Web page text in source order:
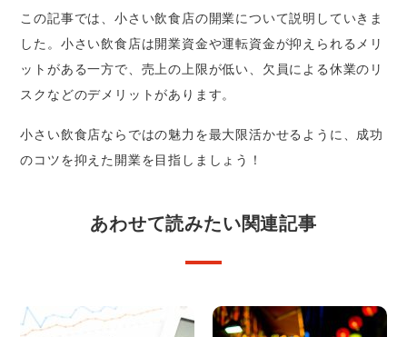
この記事では、小さい飲食店の開業について説明していきま
した。小さい飲食店は開業資金や運転資金が抑えられるメリ
ットがある一方で、売上の上限が低い、欠員による休業のリ
スクなどのデメリットがあります。
小さい飲食店ならではの魅力を最大限活かせるように、成功
のコツを抑えた開業を目指しましょう！
あわせて読みたい関連記事